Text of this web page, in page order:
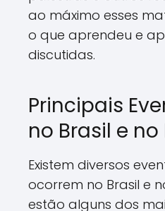
ao máximo esses
o que aprendeu e
discutidas.
Principais
no Brasil e
Existem diversos
ocorrem no Brasil e
estão alguns dos